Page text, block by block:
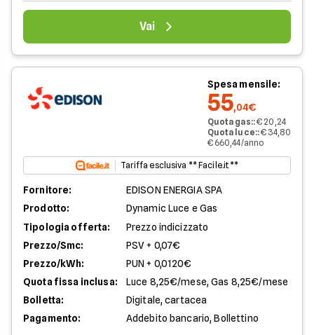
Vai
Spesa mensile:
55,04€
Quota gas::€ 20,24
Quota luce::€ 34,80
€ 660,44/anno
Tariffa esclusiva ** Facile.it **
Fornitore:
EDISON ENERGIA SPA
Prodotto:
Dynamic Luce e Gas
Tipologia offerta:
Prezzo indicizzato
Prezzo/Smc:
PSV + 0,07€
Prezzo/kWh:
PUN + 0,0120€
Quota fissa inclusa:
Luce 8,25€/mese, Gas 8,25€/mese
Bolletta:
Digitale, cartacea
Pagamento:
Addebito bancario, Bollettino